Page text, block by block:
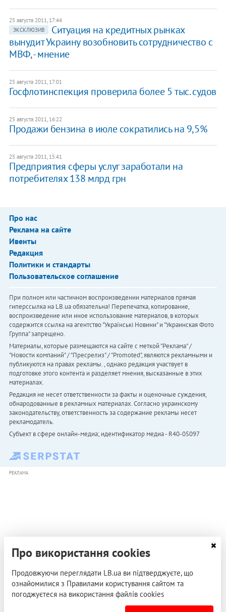
25 августа 2011, 17:44
ЭКСКЛЮЗИВ
Ситуация на кредитных рынках
вынудит Украину возобновить сотрудничество с
МВФ, - мнение
25 августа 2011, 17:01
Госфлотинспекция проверила более 5 тыс. судов
25 августа 2011, 16:22
Продажи бензина в июле сократились на 9,5%
25 августа 2011, 15:41
Предприятия сферы услуг заработали на
потребителях 138 млрд грн
Про нас
Реклама на сайте
Ивенты
Редакция
Политики и стандарты
Пользовательское соглашение
При полном или частичном воспроизведении материалов прямая
гиперссылка на LB.ua обязательна! Перепечатка, копирование,
воспроизведение или иное использование материалов, в которых
содержится ссылка на агентство "Українськi Новини" и "Украинская Фото
Группа" запрещено.
Материалы, которые размещаются на сайте с меткой "Реклама" /
"Новости компаний" / "Пресрелиз" / "Promoted", являются рекламными и
публикуются на правах рекламы. , однако редакция участвует в
подготовке этого контента и разделяет мнения, высказанные в этих
материалах.
Редакция не несет ответственности за факты и оценочные суждения,
обнародованные в рекламных материалах. Согласно украинскому
законодательству, ответственность за содержание рекламы несет
рекламодатель.
Субъект в сфере онлайн-медиа; идентификатор медиа - R40-05097
РЕКЛАМА
Про використання cookies
Продовжуючи переглядати LB.ua ви підтверджуєте, що
ознайомилися з Правилами користування сайтом та
погоджуєтеся на використання файлів cookies